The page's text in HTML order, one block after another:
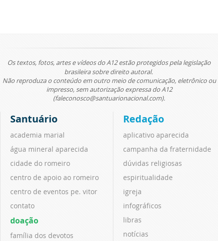
Os textos, fotos, artes e vídeos do A12 estão protegidos pela legislação
brasileira sobre direito autoral.
Não reproduza o conteúdo em outro meio de comunicação, eletrônico ou
impresso, sem autorização expressa do A12
(faleconosco@santuarionacional.com).
Santuário
academia marial
água mineral aparecida
cidade do romeiro
centro de apoio ao romeiro
centro de eventos pe. vitor
contato
doação
família dos devotos
Redação
aplicativo aparecida
campanha da fraternidade
dúvidas religiosas
espiritualidade
igreja
infográficos
libras
notícias